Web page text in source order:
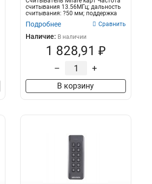
считывания 13.56МГц; дальность
считывания: ?50 мм; поддержка
Подробнее Сравнить
Наличие: В наличии
1 828,91 ₽
– +
В корзину